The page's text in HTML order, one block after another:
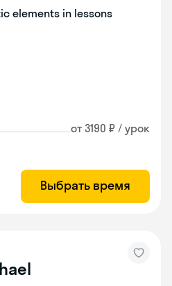
elements in lessons
от 3190 ₽ / урок
Выбрать время